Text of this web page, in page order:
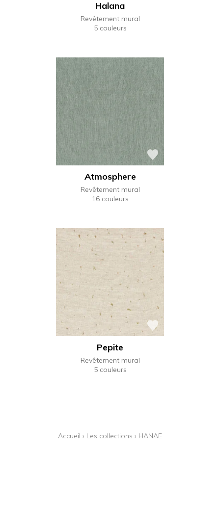
Halana
Revêtement mural
5 couleurs
Atmosphere
Revêtement mural
16 couleurs
Pepite
Revêtement mural
5 couleurs
Accueil › Les collections › HANAE